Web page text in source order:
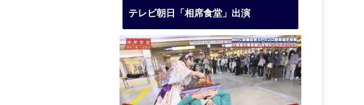
テレビ朝日「相席食堂」出演